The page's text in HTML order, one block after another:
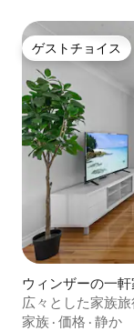
ゲストチョイス
ゲストチョイス
ウィンザーの一軒
広々とした家族
寝られる - テレビ2
家族 · 価格 · 静か